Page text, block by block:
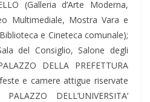
(Galleria d’Arte Moderna,
Multimediale, Mostra Vara e
e Cineteca comunale);
del Consiglio, Salone degli
DELLA PREFETTURA
e camere attigue riservate
DELL’UNIVERSITA’